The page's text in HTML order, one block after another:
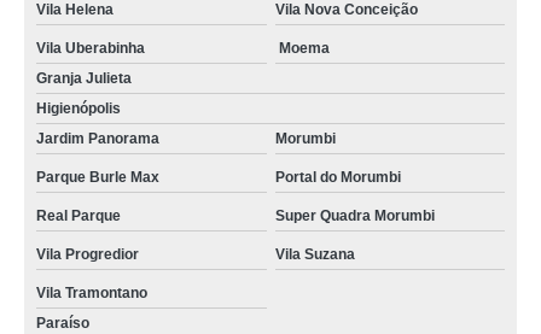
Vila Helena Vila Nova Conceição
Vila Uberabinha
Moema
Granja Julieta
Higienópolis
Jardim Panorama
Morumbi
Parque Burle Max Portal do Morumbi
Real Parque Super Quadra Morumbi
Vila Progredior Vila Suzana
Vila Tramontano
Paraíso